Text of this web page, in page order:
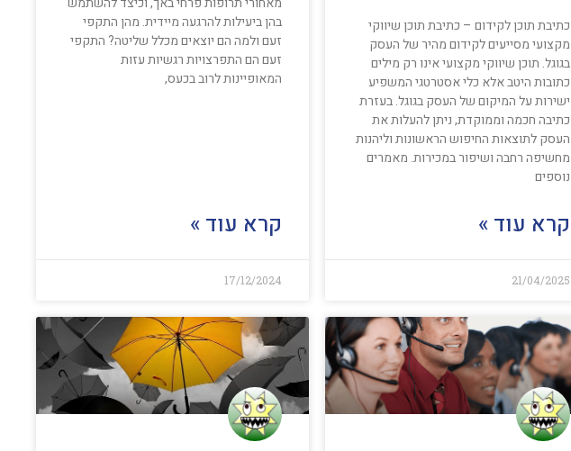
כתיבת תוכן לקידום – כתיבת תוכן שיווקי
מקצועי מסייעים לקידום מהיר של העסק
בגוגל. תוכן שיווקי מקצועי אינו רק מילים
כתובות היטב אלא כלי אסטרטגי המשפיע
ישירות על המיקום של העסק בגוגל. בעזרת
כתיבה חכמה וממוקדת, ניתן להעלות את
העסק לתוצאות החיפוש הראשונות וליהנות
מחשיפה רחבה ושיפור במכירות. מאמרים
נוספים
קרא עוד »
21/04/2025
בהן ביעילות להרגעה מיידית. מהן התקפי
זעם ולמה הם יוצאים מכלל שליטה? התקפי
זעם הם התפרצויות רגשיות עזות
המאופיינות לרוב בכעס,
קרא עוד »
17/12/2024